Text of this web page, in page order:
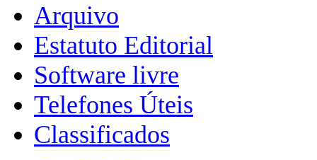
Arquivo
Estatuto Editorial
Software livre
Telefones Úteis
Classificados